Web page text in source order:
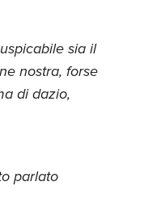
sia il
nostra, forse
di dazio,
parlato